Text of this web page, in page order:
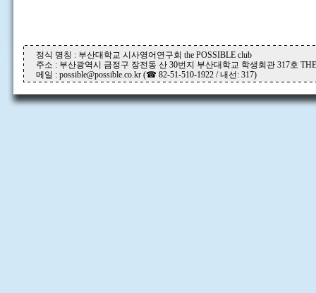
정식 명칭 : 부산대학교 시사영어연구회 the POSSIBLE club
주소 : 부산광역시 금정구 장전동 산 30번지 부산대학교 학생회관 317호
메일 : possible@possible.co.kr (☎ 82-51-510-1922 / 내선: 317)